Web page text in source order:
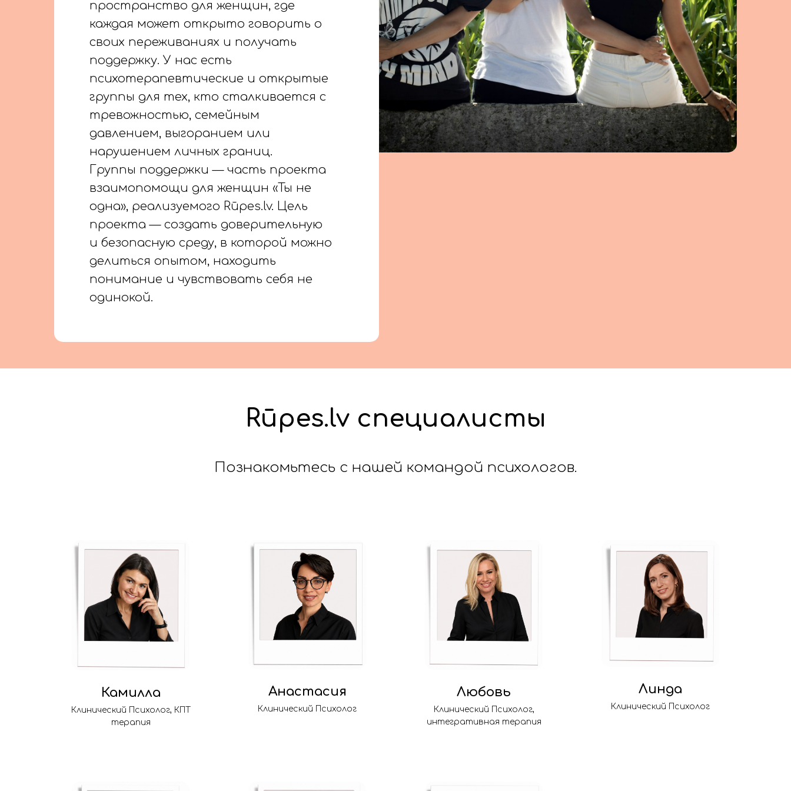
пространство для женщин, где
каждая может открыто говорить о
своих переживаниях и получать
поддержку. У нас есть
психотерапевтические и открытые
группы для тех, кто сталкивается с
тревожностью, семейным
давлением, выгоранием или
нарушением личных границ.
Группы поддержки — часть проекта
взаимопомощи для женщин «Ты не
одна», реализуемого Rūpes.lv. Цель
проекта — создать доверительную
и безопасную среду, в которой можно
делиться опытом, находить
понимание и чувствовать себя не
одинокой.
Rūpes.lv специалисты
Познакомьтесь с нашей командой психологов.
Камилла
Клинический Психолог, КПТ
терапия
Анастасия
Клинический Психолог
Любовь
Клинический Психолог,
интегративная терапия
Линда
Клинический Психолог